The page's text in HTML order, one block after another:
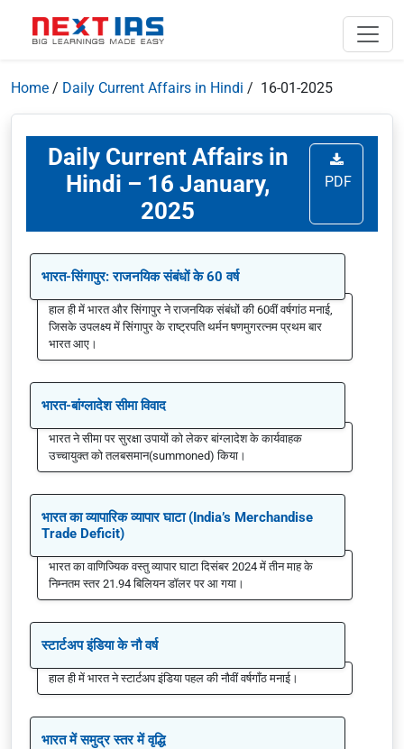
Home / Daily Current Affairs in Hindi / 16-01-2025
Daily Current Affairs in
Hindi – 16 January,
2025
PDF
भारत-सिंगापुर: राजनयिक संबंधों के 60 वर्ष
हाल ही में भारत और सिंगापुर ने राजनयिक संबंधों की 60वीं वर्षगांठ मनाई,
जिसके उपलक्ष्य में सिंगापुर के राष्ट्रपति थर्मन षणमुगरत्नम प्रथम बार
भारत आए।
भारत-बांग्लादेश सीमा विवाद
भारत ने सीमा पर सुरक्षा उपायों को लेकर बांग्लादेश के कार्यवाहक
उच्चायुक्त को तलबसमान(summoned) किया।
भारत का व्यापारिक व्यापार घाटा (India’s Merchandise
Trade Deficit)
भारत का वाणिज्यिक वस्तु व्यापार घाटा दिसंबर 2024 में तीन माह के
निम्नतम स्तर 21.94 बिलियन डॉलर पर आ गया।
स्टार्टअप इंडिया के नौ वर्ष
हाल ही में भारत ने स्टार्टअप इंडिया पहल की नौवीं वर्षगाँठ मनाई।
भारत में समुद्र स्तर में वृद्धि